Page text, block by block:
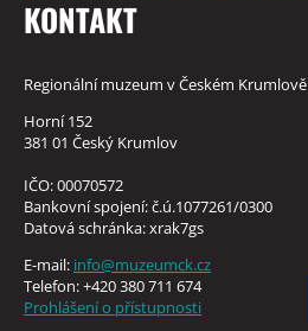
KONTAKT
Regionální muzeum v Českém Krumlově
Horní 152
381 01 Český Krumlov
IČO: 00070572
Bankovní spojení: č.ú.1077261/0300
Datová schránka: xrak7gs
E-mail: info@muzeumck.cz
Telefon: +420 380 711 674
Prohlášení o přístupnosti